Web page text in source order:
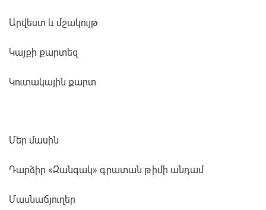
Արվեստ և մշակույթ
Կայքի քարտեզ
Կուտակային քարտ
Մեր մասին
Դարձիր «Զանգակ» գրատան թիմի անդամ
Մասնաճյուղեր